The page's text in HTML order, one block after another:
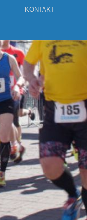
KONTAKT